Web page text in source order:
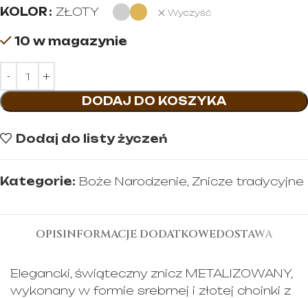
KOLOR ZŁOTY Wyczyść
10 w magazynie
DODAJ DO KOSZYKA
Dodaj do listy życzeń
Kategorie: Boże Narodzenie Znicze tradycyjne
OPISINFORMACJE DODATKOWEDOSTAWA
Elegancki, świąteczny znicz METALIZOWANY,
wykonany w formie srebrnej i złotej choinki z